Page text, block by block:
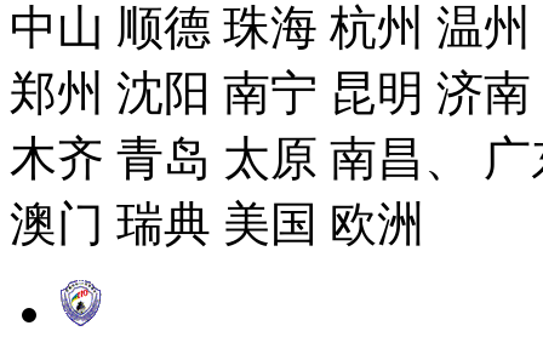
中山 顺德 珠海 杭州 温
郑州 沈阳 南宁 昆明 济
木齐 青岛 太原 南昌、
澳门 瑞典 美国 欧洲